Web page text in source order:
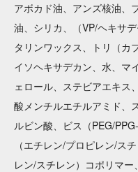
アボカド油、アンズ核油、
油、シリカ、（VP/ヘキサ
タリンワックス、トリ（カ
イソヘキサデカン、水、マ
ェロール、ステビアエキス
酸メンチルエチルアミド、
ルビン酸、ビス（PEG/
（エチレン/プロピレン/ス
レン/スチレン）コポリマ